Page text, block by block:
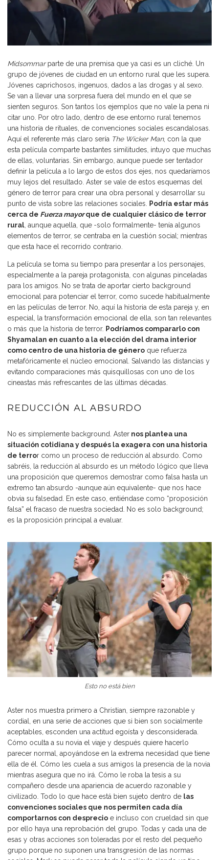
Midsommarparte de una premisa que ya casi es un cliché. Un
grupo de jóvenes de ciudad en un entorno rural que les supera.
Jóvenes caprichosos, ingenuos, dados a las drogas y al sexo.
Se van a llevar una sorpresa fuera del mundo en el que se
sienten seguros. Son tantos los ejemplos que no vale la pena ni
citar uno. Por otro lado, dentro de ese entorno rural tenemos
una historia de rituales, de convenciones sociales escandalosas.
Aquí el referente más claro sería The Wicker Man, con la que
esta película comparte bastantes similitudes, intuyo que muchas
de ellas, voluntarias. Sin embargo, aunque puede ser tentador
definir la película a lo largo de estos dos ejes, nos quedaríamos
muy lejos del resultado. Aster se vale de estos esquemas del
género de terror para crear una obra personal y desarrollar su
punto de vista sobre las relaciones sociales.
Podría estar más
cerca de Fuerza mayorque de cualquier clásico de terror
rural , aunque aquella, que -solo formalmente- tenía algunos
elementos de terror, se centraba en la cuestión social; mientras
que esta hace el recorrido contrario.
La película se toma su tiempo para presentar a los personajes,
especialmente a la pareja protagonista, con algunas pinceladas
para los amigos. No se trata de aportar cierto background
emocional para potenciar el terror, como sucede habitualmente
en las películas de terror. No, aquí la historia de esta pareja y, en
especial, la transformación emocional de ella, son tan relevantes
o más que la historia de terror. Podríamos compararlo con
Shyamalan en cuanto a la elección del drama interior
como centro de una historia de género que refuerza
metafóricamente el núcleo emocional. Salvando las distancias y
evitando comparaciones más quisquillosas con uno de los
cineastas más refrescantes de las últimas décadas.
REDUCCIÓN AL ABSURDO
No es simplemente background. Aster nos plantea una
situación cotidiana y después la exagera con una historia
de terror como un proceso de reducción al absurdo. Como
sabréis, la reducción al absurdo es un método lógico que lleva
una proposición que queremos demostrar como falsa hasta un
extremo tan absurdo -aunque aún equivalente- que nos hace
obvia su falsedad. En este caso, entiéndase como “proposición
falsa” el fracaso de nuestra sociedad. No es solo background;
es la proposición principal a evaluar.
Esto no está bien
Aster nos muestra primero a Christian, siempre razonable y
cordial, en una serie de acciones que si bien son socialmente
aceptables, esconden una actitud egoísta y desconsiderada.
Cómo oculta a su novia el viaje y después quiere hacerlo
parecer normal, apoyándose en la extrema necesidad que tiene
ella de él. Cómo les cuela a sus amigos la presencia de la novia
mientras asegura que no irá. Cómo le roba la tesis a su
compañero desde una apariencia de acuerdo razonable y
civilizado. Todo lo que hace está bien sujeto dentro de las
convenciones sociales que nos permiten cada día
comportarnos con desprecio e incluso con crueldad sin que
por ello haya una reprobación del grupo. Todas y cada una de
esas y otras acciones son toleradas por el resto del pequeño
grupo porque no suponen una transgresión de las normas